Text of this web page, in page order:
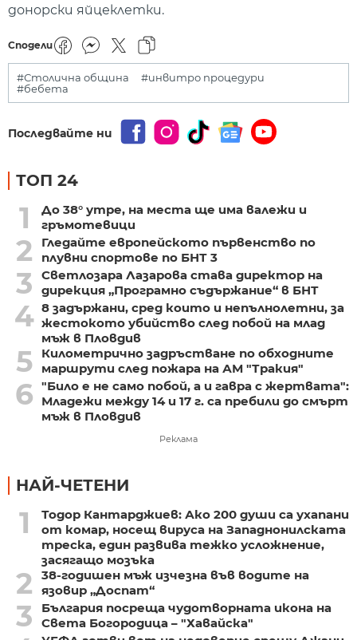
донорски яйцеклетки.
Сподели
#Столична община
#инвитро процедури
#бебета
Последвайте ни
ТОП 24
1
До 38° утре, на места ще има валежи и
гръмотевици
2
Гледайте европейското първенство по
плувни спортове по БНТ 3
3
Светлозара Лазарова става директор на
дирекция „Програмно съдържание“ в БНТ
4 8 задържани, сред които и непълнолетни, за
жестокото убийство след побой на млад
мъж в Пловдив
5
Километрично задръстване по обходните
маршрути след пожара на АМ "Тракия"
6 "Било е не само побой, а и гавра с жертвата":
Младежи между 14 и 17 г. са пребили до смърт
мъж в Пловдив
Реклама
НАЙ-ЧЕТЕНИ
1
Тодор Кантарджиев: Ако 200 души са ухапани
от комар, носещ вируса на Западнонилската
треска, един развива тежко усложнение,
засягащо мозъка
2
38-годишен мъж изчезна във водите на
язовир „Доспат“
3
България посреща чудотворната икона на
Света Богородица – "Хавайска"